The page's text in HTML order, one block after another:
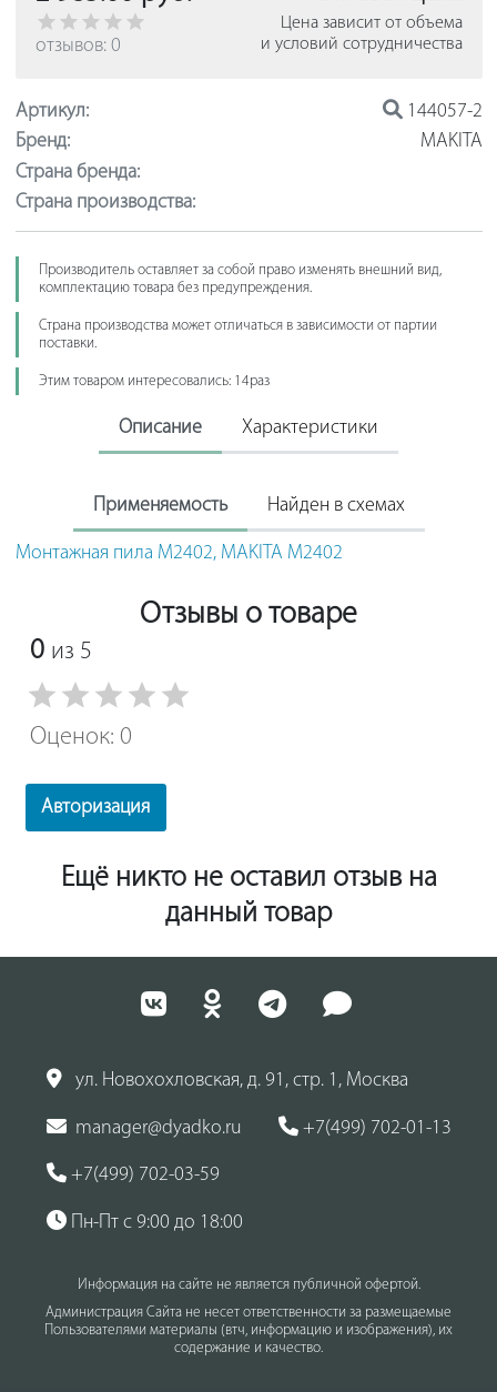
отзывов: 0
Цена зависит от объема
и условий сотрудничества
Артикул:
144057-2
Бренд:
MAKITA
Страна бренда:
Страна производства:
Производитель оставляет за собой право изменять внешний вид,
комплектацию товара без предупреждения.
Страна производства может отличаться в зависимости от партии
поставки.
Этим товаром интересовались: 14раз
Описание Характеристики
Применяемость Найден в схемах
Монтажная пила M2402, MAKITA M2402
Отзывы о товаре
0 из 5
Оценок: 0
Авторизация
Ещё никто не оставил отзыв на
данный товар
ул. Новохохловская, д. 91, стр. 1, Москва
manager@dyadko.ru +7(499) 702-01-13
+7(499) 702-03-59
Пн-Пт с 9:00 до 18:00
Информация на сайте не является публичной офертой.
Администрация Сайта не несет ответственности за размещаемые
Пользователями материалы (втч, информацию и изображения), их
содержание и качество.